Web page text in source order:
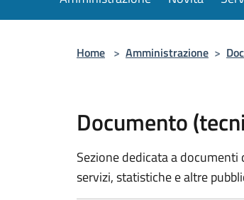
Home > Amministrazione >
Documento
Sezione dedicata a
servizi, statistiche e altre